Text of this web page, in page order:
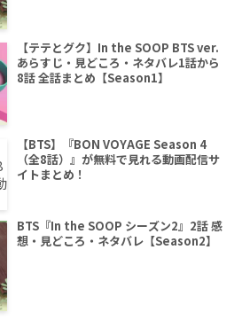
【テテとグク】In the SOOP BTS ver.
あらすじ・見どころ・ネタバレ1話から
8話 全話まとめ【Season1】
【BTS】『BON VOYAGE Season 4
（全8話）』が無料で見れる動画配信サ
イトまとめ！
BTS『In the SOOP シーズン2』2話 感
想・見どころ・ネタバレ【Season2】